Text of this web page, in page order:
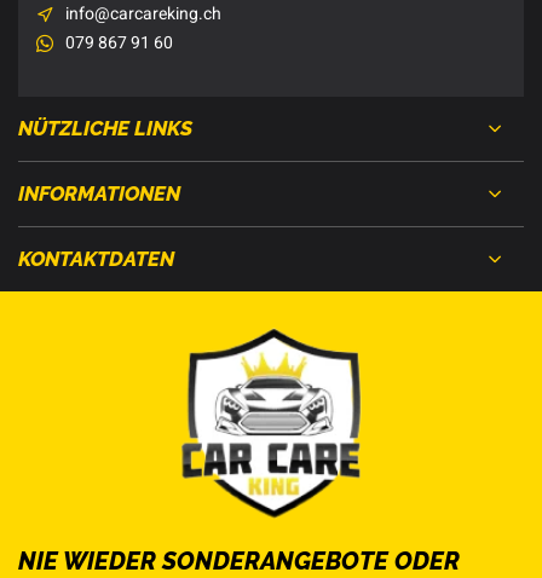
info@carcareking.ch
079 867 91 60
NÜTZLICHE LINKS
INFORMATIONEN
KONTAKTDATEN
NIE WIEDER SONDERANGEBOTE ODER